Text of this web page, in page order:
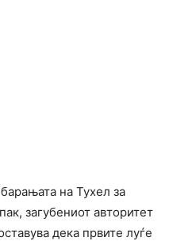
на Тухел за
загубениот авторитет
дека првите луѓе